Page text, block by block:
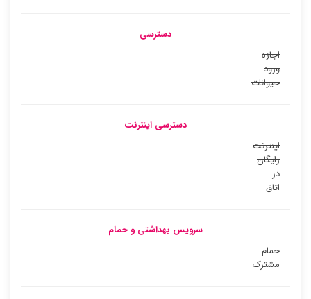
دسترسی
اجازه
ورود
حیوانات
دسترسی اینترنت
اینترنت
رایگان
در
اتاق
سرویس بهداشتی و حمام
حمام
مشترک